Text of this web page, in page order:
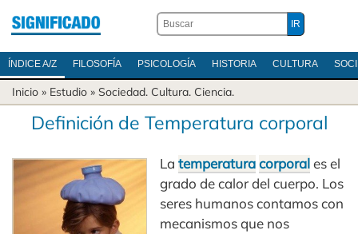
ÍNDICE A/Z FILOSOFÍA PSICOLOGÍA HISTORIA CULTURA
Inicio » Estudio » Sociedad. Cultura. Ciencia.
Definición de Temperatura corporal
Latemperaturacorporales el
grado de calor del cuerpo. Los
seres humanos contamos con
mecanismos que nos